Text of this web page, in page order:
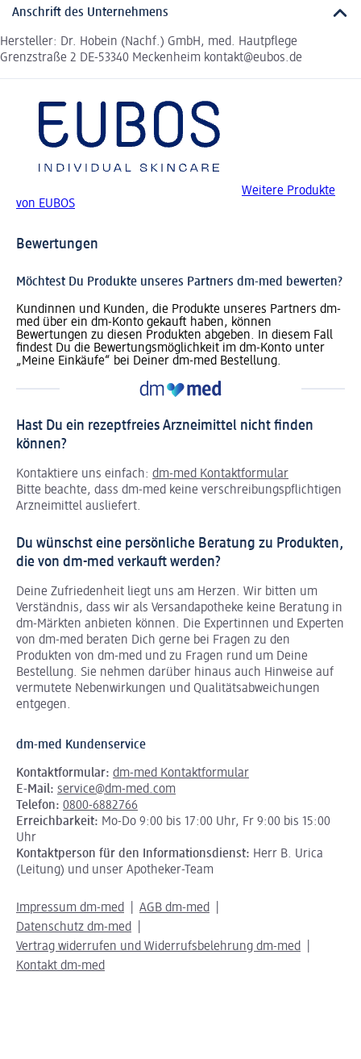
Anschrift des Unternehmens
Hersteller: Dr. Hobein (Nachf.) GmbH, med. Hautpflege
Grenzstraße 2 DE-53340 Meckenheim kontakt@eubos.de
Weitere Produkte
von EUBOS
Bewertungen
Möchtest Du Produkte unseres Partners dm-med bewerten?
Kundinnen und Kunden, die Produkte unseres Partners dm-
med über ein dm-Konto gekauft haben, können
Bewertungen zu diesen Produkten abgeben. In diesem Fall
findest Du die Bewertungsmöglichkeit im dm-Konto unter
„Meine Einkäufe“ bei Deiner dm-med Bestellung.
Hast Du ein rezeptfreies Arzneimittel nicht finden
können?
Kontaktiere uns einfach: dm-med Kontaktformular
Bitte beachte, dass dm-med keine verschreibungspflichtigen
Arzneimittel ausliefert.
Du wünschst eine persönliche Beratung zu Produkten,
die von dm-med verkauft werden?
Deine Zufriedenheit liegt uns am Herzen. Wir bitten um
Verständnis, dass wir als Versandapotheke keine Beratung in
dm-Märkten anbieten können. Die Expertinnen und Experten
von dm-med beraten Dich gerne bei Fragen zu den
Produkten von dm-med und zu Fragen rund um Deine
Bestellung. Sie nehmen darüber hinaus auch Hinweise auf
vermutete Nebenwirkungen und Qualitätsabweichungen
entgegen.
dm-med Kundenservice
Kontaktformular: dm-med Kontaktformular
E-Mail: service@dm-med.com
Telefon: 0800-6882766
Erreichbarkeit: Mo-Do 9:00 bis 17:00 Uhr, Fr 9:00 bis 15:00
Uhr
Kontaktperson für den Informationsdienst: Herr B. Urica
(Leitung) und unser Apotheker-Team
Impressum dm-med
AGB dm-med
Datenschutz dm-med
Vertrag widerrufen und Widerrufsbelehrung dm-med
Kontakt dm-med